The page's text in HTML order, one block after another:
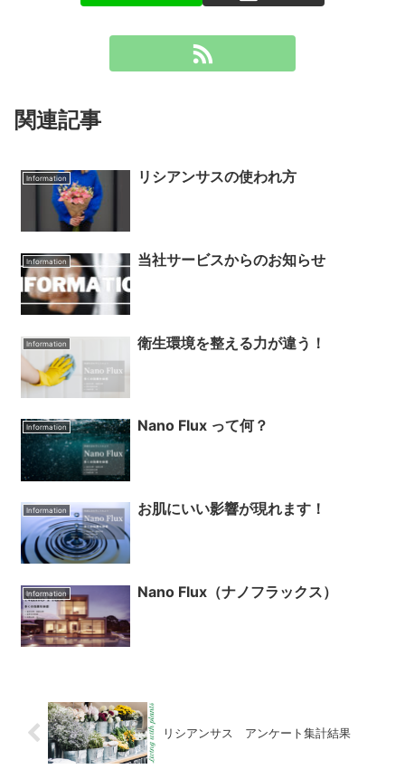
関連記事
Information リシアンサスの使われ方
Information 当社サービスからのお知らせ
Information 衛生環境を整える力が違う！
Information Nano Flux って何？
Information お肌にいい影響が現れます！
Information Nano Flux（ナノフラックス）
リシアンサス アンケート集計結果